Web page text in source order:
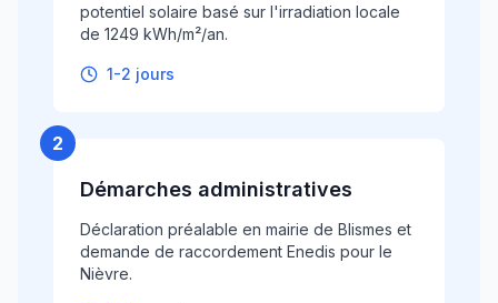
potentiel solaire basé sur l'irradiation locale
de 1249 kWh/m²/an.
1-2 jours
2
Démarches administratives
Déclaration préalable en mairie de Blismes et
demande de raccordement Enedis pour le
Nièvre.